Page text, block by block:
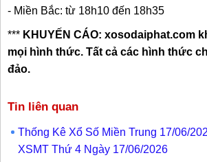
- Miền Bắc: từ 18h10 đến 18h35
*** KHUYẾN CÁO: xosodaiphat.com
mọi hình thức. Tất cả các hình thức
đảo.
Tin liên quan
Thống Kê Xổ Số Miền Trung 17/06/
XSMT Thứ 4 Ngày 17/06/2026